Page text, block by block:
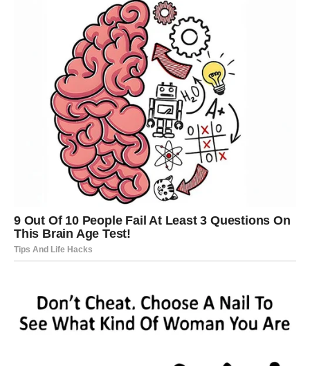
Nadjev ravnomjerno rasporedite po razvučenom tijestu,
vodeći računa da ostavite oko dva centimetra slobodnog
ruba kako bi se štrudla mogla lakše zamotati. Pomoću
zarolajte – podižite stolnjak i pustite da se tijesto samo
uvija. Kada dobijete čvrstu rolnu, izrežite je na komade
dužine vašeg pleha za pečenje.